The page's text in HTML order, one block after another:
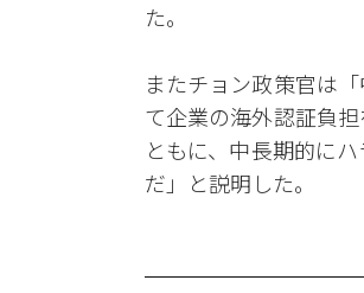
た。
またチョン政策官は
て企業の海外認証負
ともに、中長期的に
だ」と説明した。